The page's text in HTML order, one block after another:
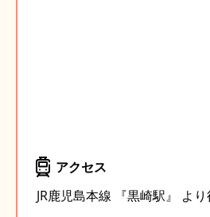
アクセス
JR鹿児島本線 『黒崎駅』 よ